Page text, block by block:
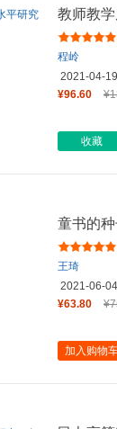
教师教
程岭
2021-04-19
¥96.60
收藏
童书的
王琦
2021-06-04
¥63.80
加入购物